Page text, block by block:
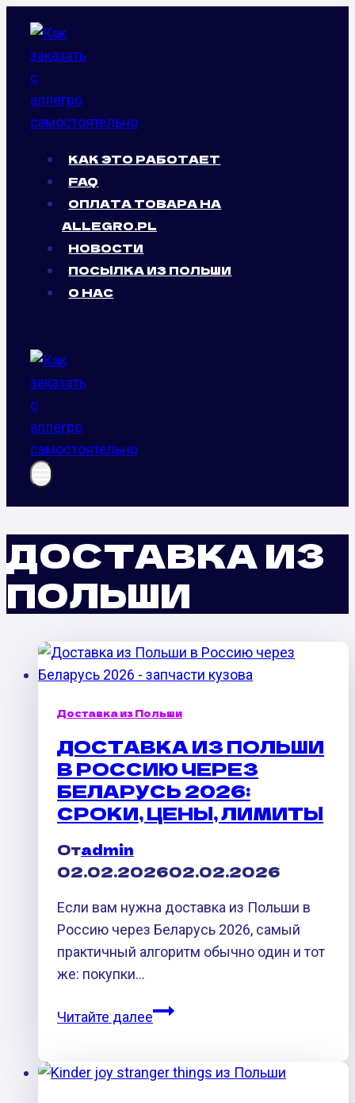
содержимому
КАК ЭТО РАБОТАЕТ
FAQ
ОПЛАТА ТОВАРА НА
ALLEGRO.PL
НОВОСТИ
ПОСЫЛКА ИЗ ПОЛЬШИ
О НАС
ДОСТАВКА ИЗ
ПОЛЬШИ
Доставка из Польши
ДОСТАВКА ИЗ ПОЛЬШИ
В РОССИЮ ЧЕРЕЗ
БЕЛАРУСЬ 2026:
СРОКИ, ЦЕНЫ, ЛИМИТЫ
Отadmin
02.02.202602.02.2026
Если вам нужна доставка из Польши в
Россию через Беларусь 2026, самый
практичный алгоритм обычно один и тот
же: покупки…
Читайте далееДоставка
в